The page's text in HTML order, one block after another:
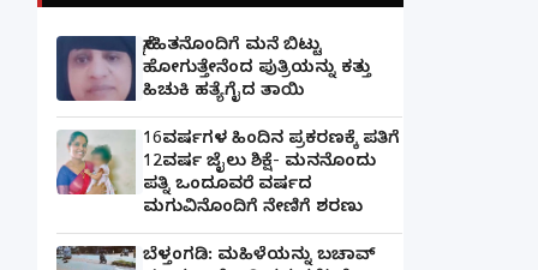
ಸ್ನೇಹಿತನೊಂದಿಗೆ ಮನೆ ಬಿಟ್ಟು
ಹೋಗುತ್ತೇನೆಂದ ಪುತ್ರಿಯನ್ನು ಕತ್ತು
ಹಿಚುಕಿ ಹತ್ಯೆಗೈದ ತಾಯಿ
16ವರ್ಷಗಳ ಹಿಂದಿನ ಪ್ರಕರಣಕ್ಕೆ ಪತಿಗೆ
12ವರ್ಷ ಜೈಲು ಶಿಕ್ಷೆ- ಮನನೊಂದು
ಪತ್ನಿ ಒಂದೂವರೆ ವರ್ಷದ
ಮಗುವಿನೊಂದಿಗೆ ನೇಣಿಗೆ ಶರಣು
ಬೆಳ್ತಂಗಡಿ: ಮಹಿಳೆಯನ್ನು ಬಚಾವ್